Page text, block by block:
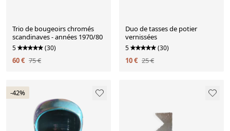
Trio de bougeoirs chromés
scandinaves - années 1970/80
5 (30)
60 € 75 €
Duo de tasses de potier
vernissées
5 (30)
10 € 25 €
-42%